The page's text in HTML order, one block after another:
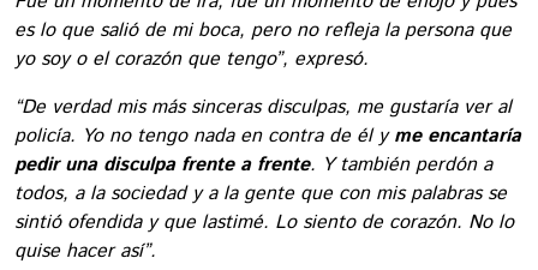
es lo que salió de mi boca, pero no refleja la persona que
yo soy o el corazón que tengo”, expresó.
“De verdad mis más sinceras disculpas, me gustaría ver al
policía. Yo no tengo nada en contra de él yme encantaría
pedir una disculpa frente a frente. Y también perdón a
todos, a la sociedad y a la gente que con mis palabras se
sintió ofendida y que lastimé. Lo siento de corazón. No lo
quise hacer así”.